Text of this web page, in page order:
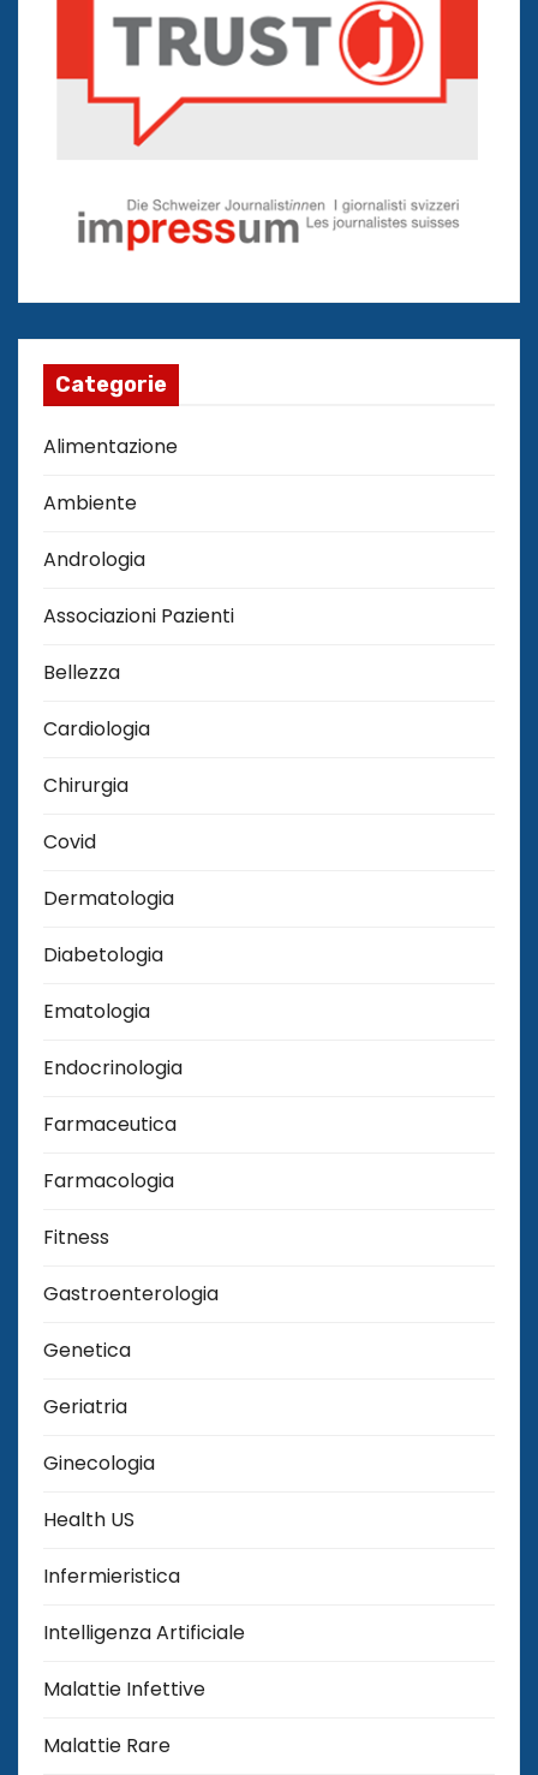
Categorie
Alimentazione
Ambiente
Andrologia
Associazioni Pazienti
Bellezza
Cardiologia
Chirurgia
Covid
Dermatologia
Diabetologia
Ematologia
Endocrinologia
Farmaceutica
Farmacologia
Fitness
Gastroenterologia
Genetica
Geriatria
Ginecologia
Health US
Infermieristica
Intelligenza Artificiale
Malattie Infettive
Malattie Rare